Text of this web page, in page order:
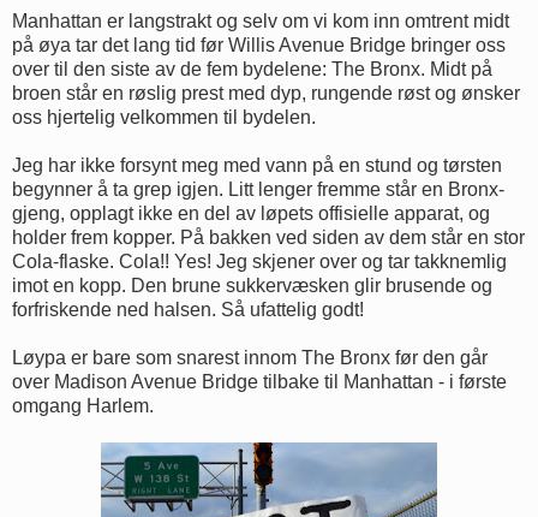
Manhattan er langstrakt og selv om vi kom inn omtrent midt
på øya tar det lang tid før Willis Avenue Bridge bringer oss
over til den siste av de fem bydelene: The Bronx. Midt på
broen står en røslig prest med dyp, rungende røst og ønsker
oss hjertelig velkommen til bydelen.
Jeg har ikke forsynt meg med vann på en stund og tørsten
begynner å ta grep igjen. Litt lenger fremme står en Bronx-
gjeng, opplagt ikke en del av løpets offisielle apparat, og
holder frem kopper. På bakken ved siden av dem står en stor
Cola-flaske. Cola!! Yes! Jeg skjener over og tar takknemlig
imot en kopp. Den brune sukkervæsken glir brusende og
forfriskende ned halsen. Så ufattelig godt!
Løypa er bare som snarest innom The Bronx før den går
over Madison Avenue Bridge tilbake til Manhattan - i første
omgang Harlem.